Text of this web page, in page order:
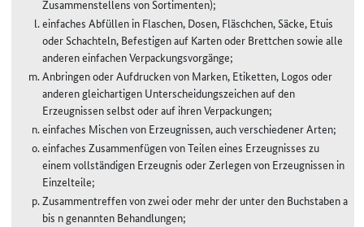
Zusammenstellens von Sortimenten);
einfaches Abfüllen in Flaschen, Dosen, Fläschchen, Säcke, Etuis
oder Schachteln, Befestigen auf Karten oder Brettchen sowie alle
anderen einfachen Verpackungsvorgänge;
Anbringen oder Aufdrucken von Marken, Etiketten, Logos oder
anderen gleichartigen Unterscheidungszeichen auf den
Erzeugnissen selbst oder auf ihren Verpackungen;
einfaches Mischen von Erzeugnissen, auch verschiedener Arten;
einfaches Zusammenfügen von Teilen eines Erzeugnisses zu
einem vollständigen Erzeugnis oder Zerlegen von Erzeugnissen in
Einzelteile;
Zusammentreffen von zwei oder mehr der unter den Buchstaben a
bis n genannten Behandlungen;